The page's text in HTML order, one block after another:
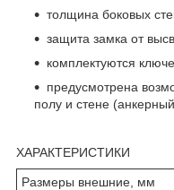
толщина боковых
защита замка от
комплектуются
предусмотрена
полу и стене
ХАРАКТЕРИСТИКИ
Размеры внешние, мм